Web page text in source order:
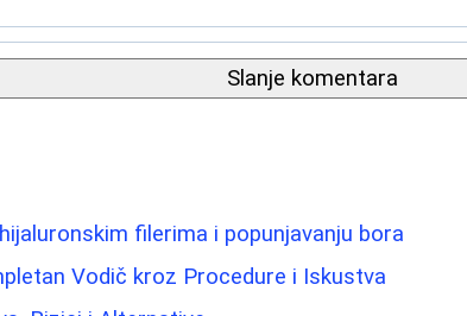
Slanje komentara
filerima i popunjavanju bora
Vodič kroz Procedure i Iskustva